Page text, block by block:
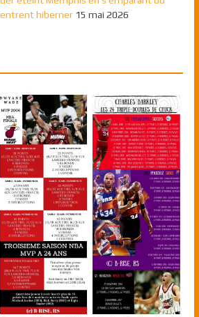
hiberner 15 mai 2026